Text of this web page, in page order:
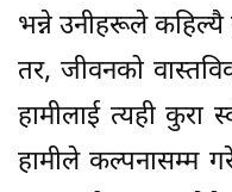
भन्ने उनीहरूले
तर, जीवनको
हामीलाई त्यही कुरा
हामीले कल्पनासम्म